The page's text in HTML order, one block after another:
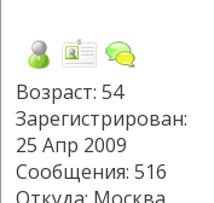
Возраст: 54
Зарегистрирован:
25 Апр 2009
Сообщения: 516